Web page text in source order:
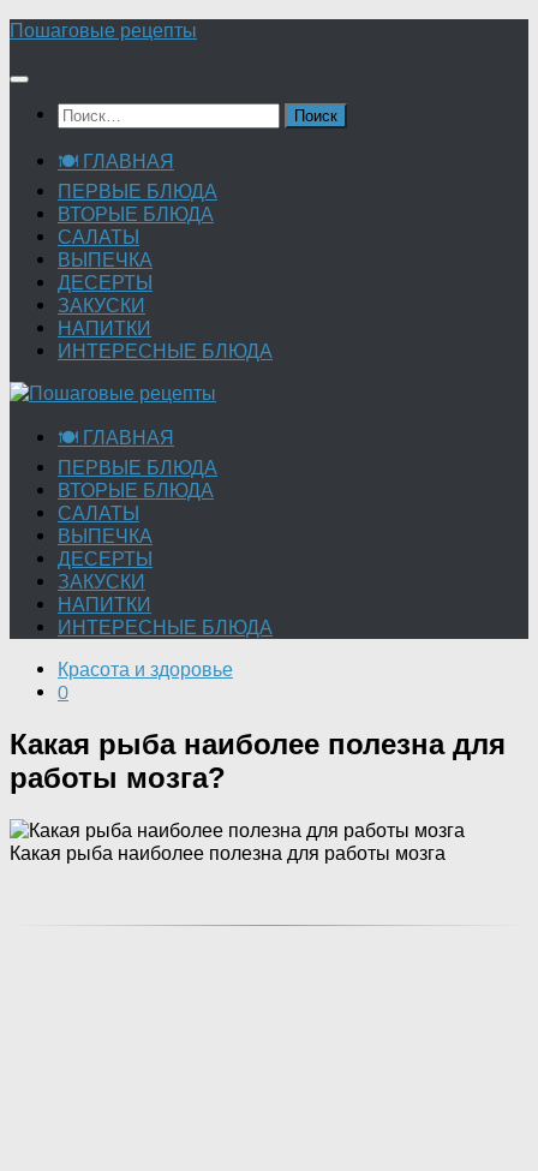
Перейти
содержимому
Пошаговые рецепты
Найти:
🍽 ГЛАВНАЯ
ПЕРВЫЕ БЛЮДА
ВТОРЫЕ БЛЮДА
САЛАТЫ
ВЫПЕЧКА
ДЕСЕРТЫ
ЗАКУСКИ
НАПИТКИ
ИНТЕРЕСНЫЕ БЛЮДА
🍽 ГЛАВНАЯ
ПЕРВЫЕ БЛЮДА
ВТОРЫЕ БЛЮДА
САЛАТЫ
ВЫПЕЧКА
ДЕСЕРТЫ
ЗАКУСКИ
НАПИТКИ
ИНТЕРЕСНЫЕ БЛЮДА
Красота и здоровье
0
Какая рыба наиболее полезна для
работы мозга?
Какая рыба наиболее полезна для работы мозга